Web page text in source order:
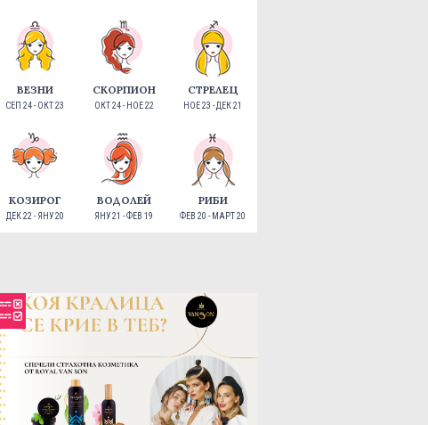
ВЕЗНИ
СЕП 24 - ОКТ 23
СКОРПИОН
ОКТ 24 - НОЕ 22
СТРЕЛЕЦ
НОЕ 23 - ДЕК 21
КОЗИРОГ
ДЕК 22 - ЯНУ 20
ВОДОЛЕЙ
ЯНУ 21 - ФЕВ 19
РИБИ
ФЕВ 20 - МАРТ 20